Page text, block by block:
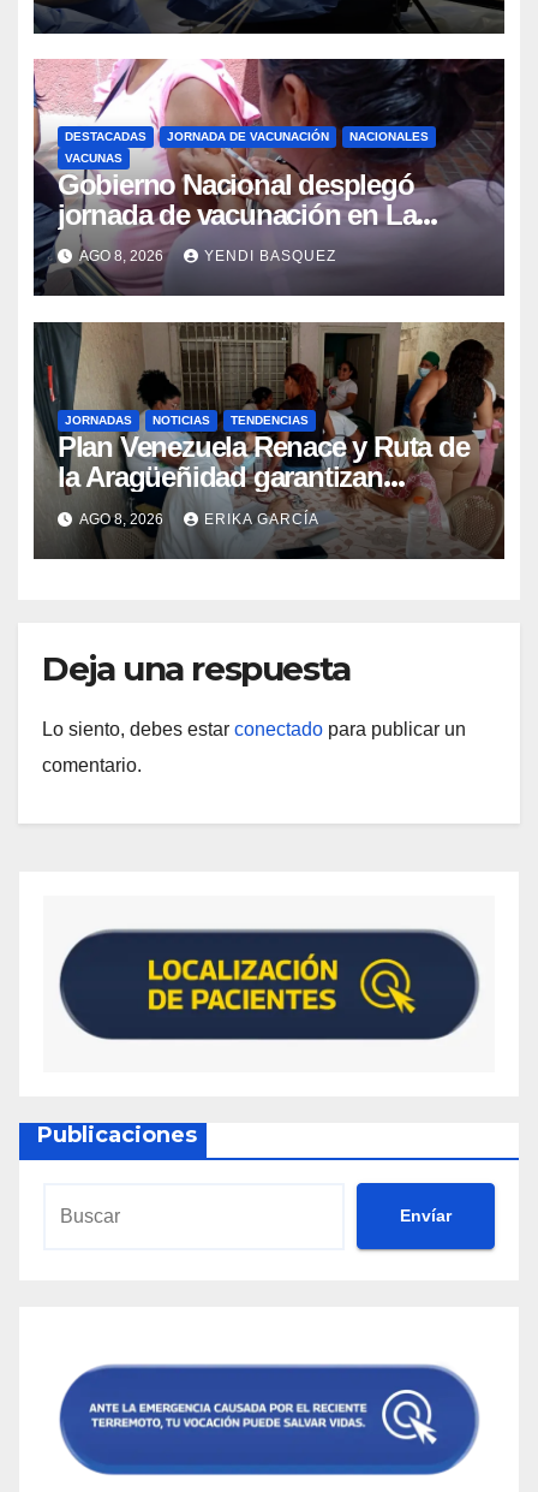
DESTACADAS JORNADA DE VACUNACIÓN
NACIONALES
VACUNAS
Gobierno Nacional desplegó
jornada de vacunación en La
Guaira para garantizar protección
epidemiológica
AGO 8, 2026 YENDI BASQUEZ
JORNADAS NOTICIAS TENDENCIAS
Plan Venezuela Renace y Ruta de
la Aragüeñidad garantizan
atención médica integral en
Aragua
AGO 8, 2026 ERIKA GARCÍA
Deja una respuesta
Lo siento, debes estar conectado para publicar un
comentario.
Publicaciones
Envíar